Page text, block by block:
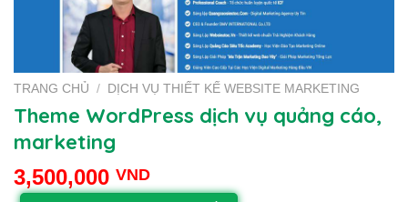
TRANG CHỦ / DỊCH VỤ THIẾT KẾ WEBSITE MARKETING
Theme WordPress dịch vụ quảng cáo,
marketing
3,500,000 VND